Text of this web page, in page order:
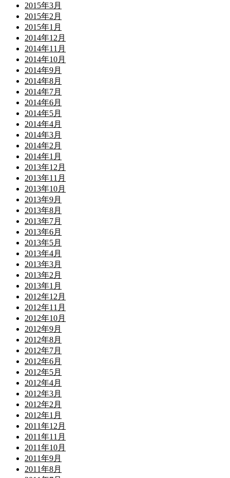
2015年3月
2015年2月
2015年1月
2014年12月
2014年11月
2014年10月
2014年9月
2014年8月
2014年7月
2014年6月
2014年5月
2014年4月
2014年3月
2014年2月
2014年1月
2013年12月
2013年11月
2013年10月
2013年9月
2013年8月
2013年7月
2013年6月
2013年5月
2013年4月
2013年3月
2013年2月
2013年1月
2012年12月
2012年11月
2012年10月
2012年9月
2012年8月
2012年7月
2012年6月
2012年5月
2012年4月
2012年3月
2012年2月
2012年1月
2011年12月
2011年11月
2011年10月
2011年9月
2011年8月